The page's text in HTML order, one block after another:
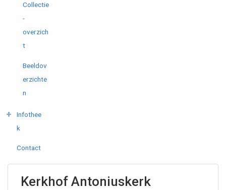
Collectie
-
overzich
t
Beeldov
erzichte
n
Infothee
k
Contact
Kerkhof Antoniuskerk